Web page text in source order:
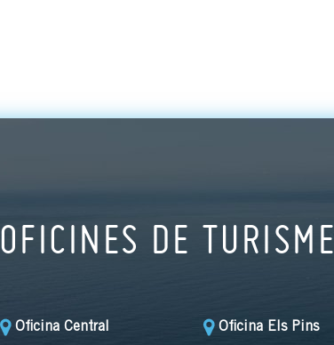
OFICINES DE TURISME
Oficina Central
Oficina Els Pins